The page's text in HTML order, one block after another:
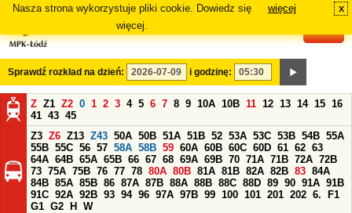
Nasza strona wykorzystuje pliki cookie. Dowiedz się
więcej.
więcej x
Sprawdź rozkład na dzień: i godzinę:
Z Z1 Z2 0 1 2 3 4 5 6 7 8 9 10A 10B 11 12 13 14 15 16
41 43 45
Z3 Z6 Z13 Z43 50A 50B 51A 51B 52 53A 53C 53B 54B 55A
55B 55C 56 57 58A 58B 59 60A 60B 60C 60D 61 62 63
64A 64B 65A 65B 66 67 68 69A 69B 70 71A 71B 72A 72B
73 75A 75B 76 77 78 80A 80B 81A 81B 82A 82B 83 84A
84B 85A 85B 86 87A 87B 88A 88B 88C 88D 89 90 91A 91B
91C 92A 92B 93 94 96 97A 97B 99 100 101 201 202 6.
F1
G1 G2 H
W